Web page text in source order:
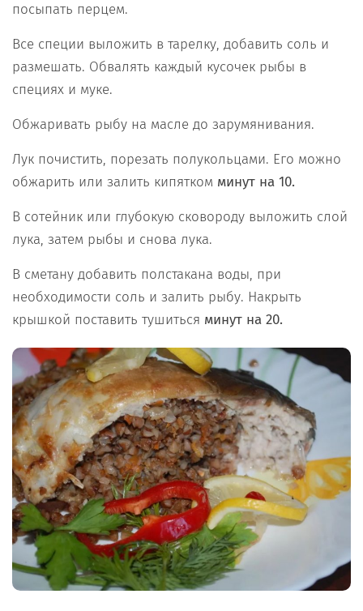
посыпать перцем.
Все специи выложить в тарелку, добавить соль и
размешать. Обвалять каждый кусочек рыбы в
специях и муке.
Обжаривать рыбу на масле до зарумянивания.
Лук почистить, порезать полукольцами. Его можно
обжарить или залить кипятком минут на 10.
В сотейник или глубокую сковороду выложить слой
лука, затем рыбы и снова лука.
В сметану добавить полстакана воды, при
необходимости соль и залить рыбу. Накрыть
крышкой поставить тушиться минут на 20.